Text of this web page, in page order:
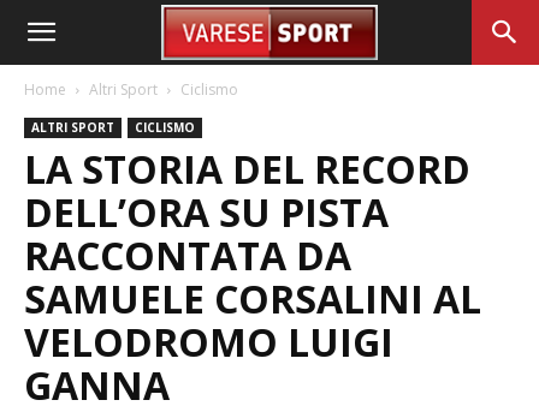
Home Altri Sport Ciclismo
ALTRI SPORT CICLISMO
LA STORIA DEL RECORD
DELL’ORA SU PISTA
RACCONTATA DA
SAMUELE CORSALINI AL
VELODROMO LUIGI
GANNA